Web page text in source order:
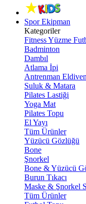
Spor Ekipman
Kategoriler
FitnessYüzme
Badminton
Dambıl
Atlama İpi
Antrenman
Suluk & Matara
Pilates Lastiği
Yoga Mat
Pilates Topu
El Yayı
Tüm Ürünler
Yüzücü Gözlüğü
Bone
Şnorkel
Bone & Yüzücü
Burun Tıkacı
Maske & Şnorkel
Tüm Ürünler